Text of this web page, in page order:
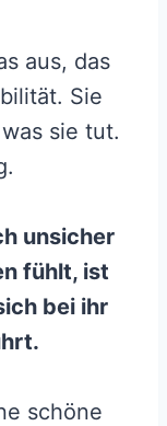
aus, das
Sie
sie tut.
unsicher
fühlt, ist
bei ihr
schöne